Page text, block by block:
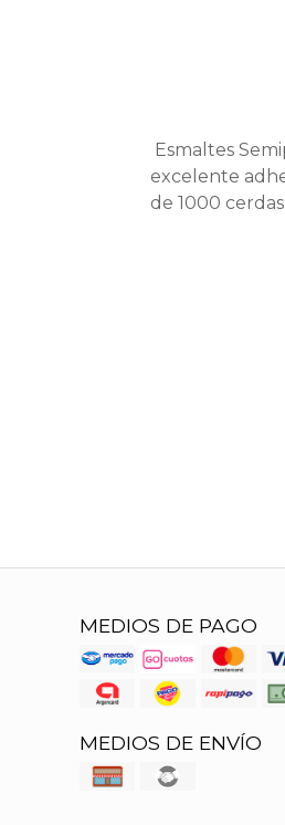
Esmaltes
excelente
de 1000
MEDIOS DE PAGO
MEDIOS DE ENVÍO